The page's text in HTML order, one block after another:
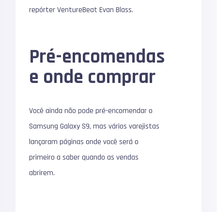
repórter VentureBeat Evan Blass.
Pré-encomendas
e onde comprar
Você ainda não pode pré-encomendar o
Samsung Galaxy S9, mas vários varejistas
lançaram páginas onde você será o
primeiro a saber quando as vendas
abrirem.